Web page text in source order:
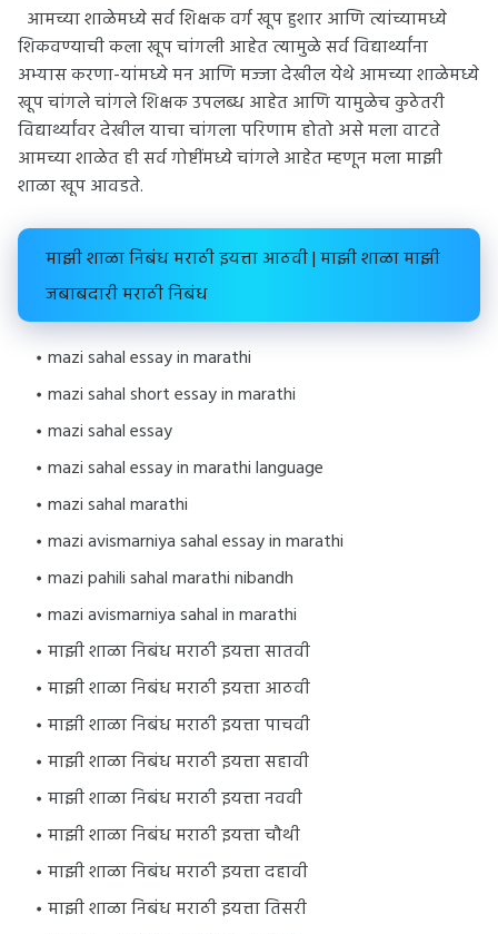
आमच्या शाळेमध्ये सर्व शिक्षक वर्ग खूप हुशार आणि त्यांच्यामध्ये
शिकवण्याची कला खूप चांगली आहेत त्यामुळे सर्व विद्यार्थ्यांना
अभ्यास करणा-यांमध्ये मन आणि मज्जा देखील येथे आमच्या शाळेमध्ये
खूप चांगले चांगले शिक्षक उपलब्ध आहेत आणि यामुळेच कुठेतरी
विद्यार्थ्यांवर देखील याचा चांगला परिणाम होतो असे मला वाटते
आमच्या शाळेत ही सर्व गोष्टींमध्ये चांगले आहेत म्हणून मला माझी
शाळा खूप आवडते.
माझी शाळा निबंध मराठी इयत्ता आठवी | माझी शाळा माझी
जबाबदारी मराठी निबंध
mazi sahal essay in marathi
mazi sahal short essay in marathi
mazi sahal essay
mazi sahal essay in marathi language
mazi sahal marathi
mazi avismarniya sahal essay in marathi
mazi pahili sahal marathi nibandh
mazi avismarniya sahal in marathi
माझी शाळा निबंध मराठी इयत्ता सातवी
माझी शाळा निबंध मराठी इयत्ता आठवी
माझी शाळा निबंध मराठी इयत्ता पाचवी
माझी शाळा निबंध मराठी इयत्ता सहावी
माझी शाळा निबंध मराठी इयत्ता नववी
माझी शाळा निबंध मराठी इयत्ता चौथी
माझी शाळा निबंध मराठी इयत्ता दहावी
माझी शाळा निबंध मराठी इयत्ता तिसरी